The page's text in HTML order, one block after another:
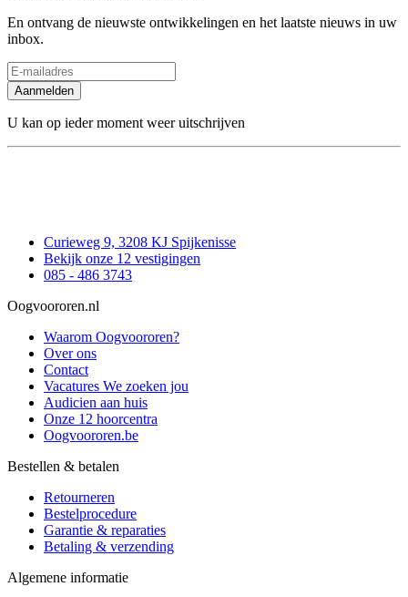
En ontvang de nieuwste ontwikkelingen en het laatste nieuws in uw
inbox.
Aanmelden
U kan op ieder moment weer uitschrijven
Curieweg 9, 3208 KJ Spijkenisse
Bekijk onze 12 vestigingen
085 - 486 3743
Oogvoororen.nl
Waarom Oogvoororen?
Over ons
Contact
Vacatures We zoeken jou
Audicien aan huis
Onze 12 hoorcentra
Oogvoororen.be
Bestellen & betalen
Retourneren
Bestelprocedure
Garantie & reparaties
Betaling & verzending
Algemene informatie